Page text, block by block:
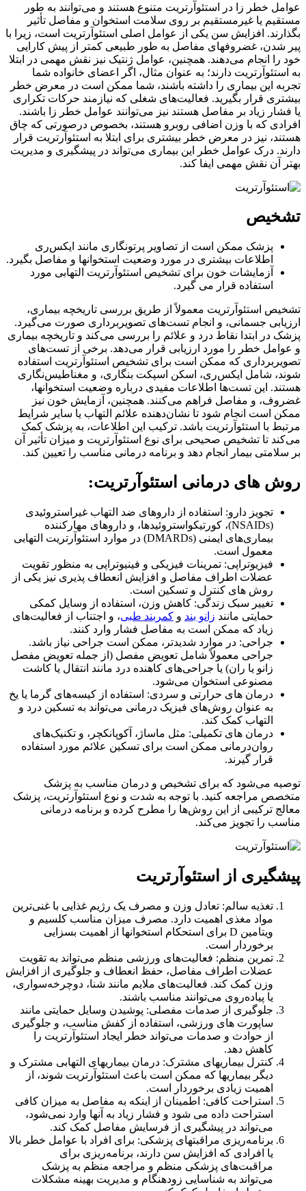
عوامل خطر زا در استئوآرتریت متنوع هستند و می‌توانند به طور
مستقیم یا غیرمستقیم بر روی سلامت استخوان و مفاصل تأثیر
بگذارند. افزایش سن یکی از عوامل اصلی استئوآرتریت است، زیرا با
پیر شدن، غضروفهای مفاصل به طور طبیعی کمتر از پیش کارایی
خود را انجام می‌دهند. همچنین، عوامل ژنتیک نیز نقش مهمی در ابتلا
به استئوآرتریت دارند؛ به عنوان مثال، اگر اعضای خانواده شما
تجربه این بیماری را داشته باشند، شما ممکن است در معرض خطر
بیشتری قرار بگیرید. فعالیت‌های شغلی که نیازمند حرکات تکراری
یا فشار زیاد بر مفاصل هستند نیز می‌توانند عوامل خطر زا باشند.
افرادی که با وزن اضافی روبرو هستند، بخصوص درصورتی که چاق
هستند، نیز در معرض خطر بیشتری برای ابتلا به استئوآرتریت قرار
دارند. درک عوامل خطر این بیماری می‌تواند در پیشگیری و مدیریت
بهتر آن نقش مهمی ایفا کند.
تشخیص
پزشک ممکن است از تصاویر پرتونگاری مانند ایکس‌ری
اطلاعات بیشتری در مورد وضعیت استخوانها و مفاصل بگیرد.
آزمایشات خون برای تشخیص استئوآرتریت التهابی مورد
استفاده قرار می گیرد.
تشخیص استئوآرتریت معمولاً از طریق بررسی تاریخچه بیماری،
ارزیابی جسمانی، و انجام تست‌های تصویربرداری صورت می‌گیرد.
پزشک در ابتدا نقاط درد و علائم را بررسی می‌کند و تاریخچه بیماری
و عوامل خطر را مورد ارزیابی قرار می‌دهد. برخی از تست‌های
تصویربرداری که ممکن است برای تشخیص استئوآرتریت استفاده
شوند، شامل ایکس‌ری، اسکن اسپکت بنگاری، و مغناطیس‌نگاری
هستند. این تست‌ها اطلاعات مفیدی درباره وضعیت استخوانها،
غضروف، و مفاصل فراهم می‌کنند. همچنین، آزمایش خون نیز
ممکن است انجام شود تا نشان‌دهنده علائم التهاب یا سایر شرایط
مرتبط با استئوآرتریت باشد. ترکیب این اطلاعات، به پزشک کمک
می‌کند تا تشخیص صحیحی برای نوع استئوآرتریت و میزان تأثیر آن
بر سلامتی بیمار انجام دهد و برنامه درمانی مناسب را تعیین کند.
روش های درمانی استئوآرتریت:
تجویز دارو: استفاده از داروهای ضد التهاب غیراستروئیدی
(NSAIDs)، کورتیکواستروئیدها، و داروهای مهارکننده
بیماری‌های ایمنی (DMARDs) در موارد استئوآرتریت التهابی
معمول است.
فیزیوتراپی: تمرینات فیزیکی و فینیوتراپی به منظور تقویت
عضلات اطراف مفاصل و افزایش انعطاف پذیری نیز یکی از
روش های کنترل و تسکین است.
تغییر سبک زندگی: کاهش وزن، استفاده از وسایل کمکی
حمایتی مانند زانو بند و کمربند طبی، و اجتناب از فعالیت‌های
زیاد که ممکن است به مفاصل فشار وارد کنند.
جراحی: در موارد شدیدتر، ممکن است جراحی نیاز باشد.
جراحی معمولاً شامل تعویض مفصل (از جمله تعویض مفصل
زانو یا ران) یا جراحی‌های کاهنده درد مانند انتقال یا کاشت
مصنوعی استخوان می‌شود.
درمان های حرارتی و سردی: استفاده از کیسه‌های گرما یا یخ
به عنوان روش‌های فیزیک درمانی می‌تواند به تسکین درد و
التهاب کمک کند.
درمان های تکمیلی: مثل ماساژ، آکوپانکچر، و تکنیک‌های
روان‌درمانی ممکن است برای تسکین علائم مورد استفاده
قرار گیرند.
توصیه می‌شود که برای تشخیص و درمان مناسب‌ به پزشک
متخصص مراجعه کنید. با توجه به شدت و نوع استئوآرتریت، پزشک
معالج ترکیبی از این روش‌ها را مطرح کرده و برنامه درمانی
مناسب را تجویز می‌کند.
پیشگیری از استئوآرتریت
تغذیه سالم: تعادل وزن و مصرف یک رژیم غذایی با غنی‌ترین
مواد مغذی اهمیت دارد. مصرف میزان مناسب کلسیم و
ویتامین D برای استحکام استخوانها از اهمیت بسزایی
برخوردار است.
تمرین منظم: فعالیت‌های ورزشی منظم می‌تواند به تقویت
عضلات اطراف مفاصل، حفظ انعطاف و جلوگیری از افزایش
وزن کمک کند. فعالیت‌های ملایم مانند شنا، دوچرخه‌سواری،
یا پیاده‌روی می‌توانند مناسب باشند.
جلوگیری از صدمات مفصلی: پوشیدن وسایل حمایتی مانند
ساپورت های ورزشی، استفاده از کفش مناسب، و جلوگیری
از حوادث و صدمات می‌تواند خطر ایجاد استئوآرتریت را
کاهش دهد.
کنترل بیماریهای مشترک: درمان بیماریهای التهابی مشترک و
دیگر بیماریها که ممکن است باعث استئوآرتریت شوند، از
اهمیت زیادی برخوردار است.
استراحت کافی: اطمینان از اینکه به مفاصل به میزان کافی
استراحت داده می شود و فشار زیاد به آنها وارد نمی‌شود،
می‌تواند در پیشگیری از فرسایش مفاصل کمک کند.
برنامه‌ریزی مراقبتهای پزشکی: برای افراد با عوامل خطر بالا
یا افرادی که افزایش سن دارند، برنامه‌ریزی برای
مراقبت‌های پزشکی منظم و مراجعه منظم به پزشک
می‌تواند به شناسایی زودهنگام و مدیریت بهینه مشکلات